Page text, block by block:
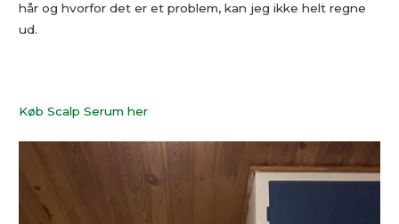
hår og hvorfor det er et problem, kan jeg ikke helt regne
ud.
Køb Scalp Serum her